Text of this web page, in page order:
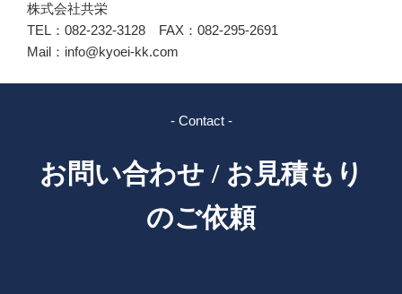
株式会社共栄
TEL：082-232-3128 FAX：082-295-2691
Mail：info@kyoei-kk.com
- Contact -
お問い合わせ / お見積もり
のご依頼